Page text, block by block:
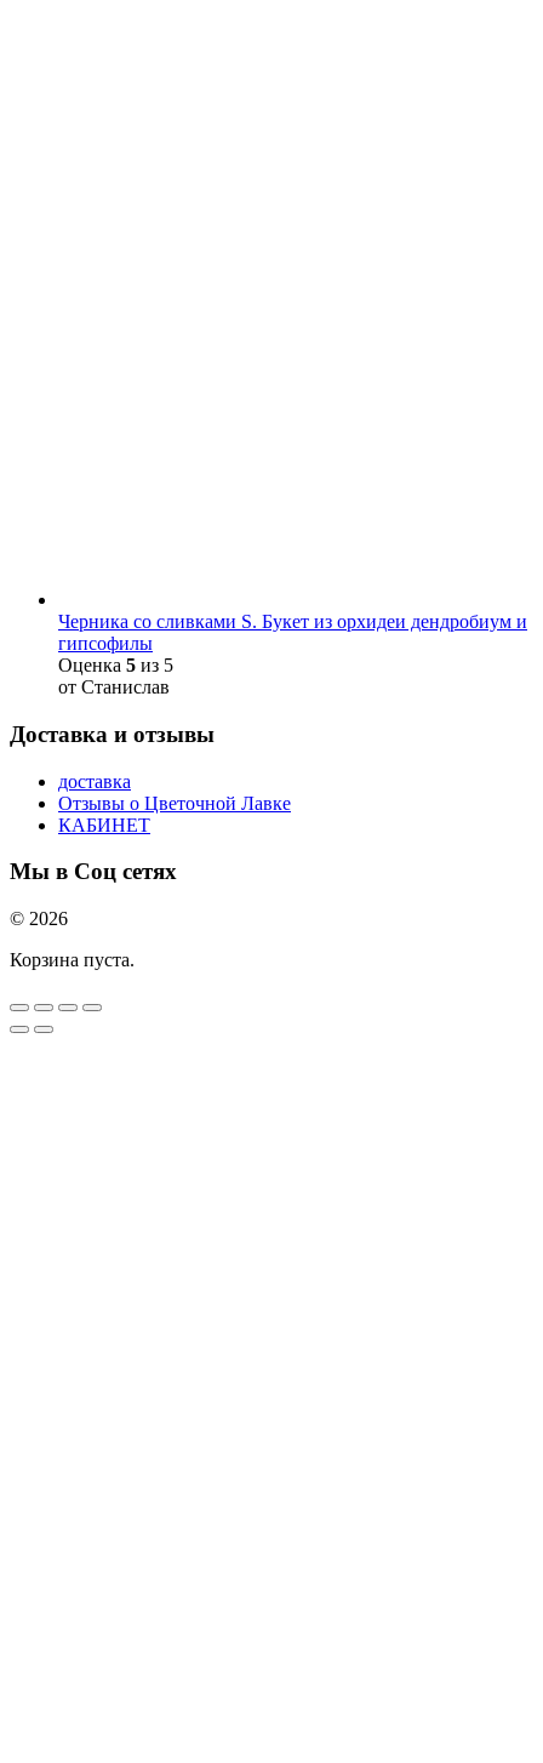
Черника со сливками S. Букет из орхидеи дендробиум и
гипсофилы
Оценка 5 из 5
от Станислав
Доставка и отзывы
доставка
Отзывы о Цветочной Лавке
КАБИНЕТ
Мы в Соц сетях
© 2026
Корзина пуста.